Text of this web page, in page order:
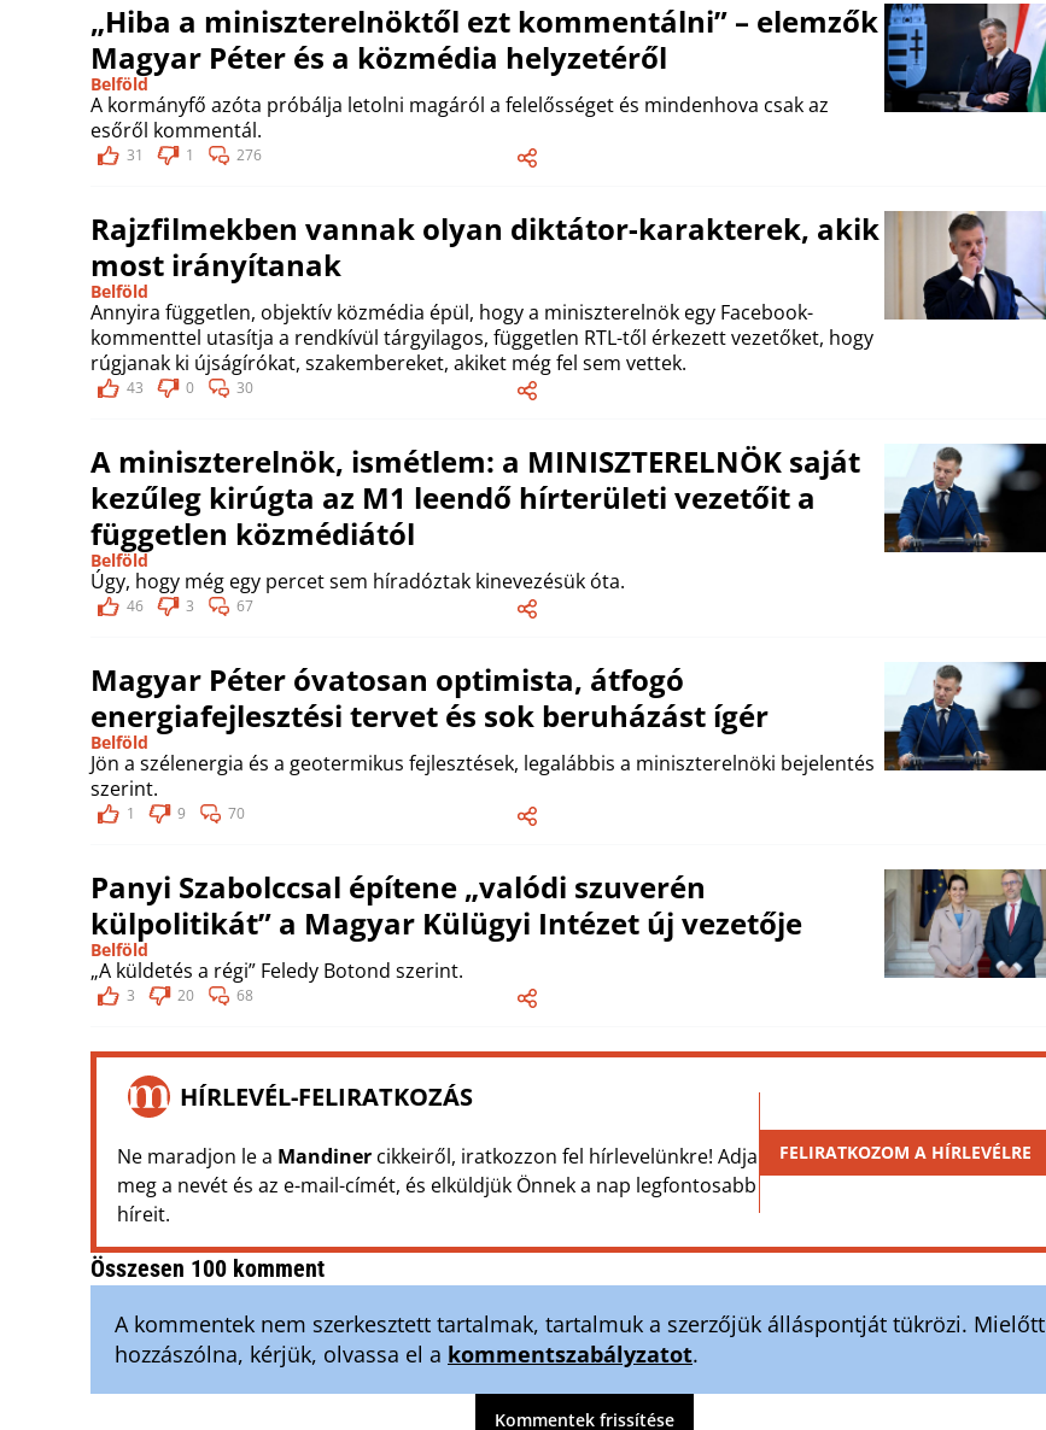
„Hiba a miniszterelnöktől ezt kommentálni” – elemzők
Magyar Péter és a közmédia helyzetéről
Belföld
A kormányfő azóta próbálja letolni magáról a felelősséget és mindenhova csak az
esőről kommentál.
31 1 276
Rajzfilmekben vannak olyan diktátor-karakterek, akik
most irányítanak
Belföld
Annyira független, objektív közmédia épül, hogy a miniszterelnök egy Facebook-
kommenttel utasítja a rendkívül tárgyilagos, független RTL-től érkezett vezetőket, hogy
rúgjanak ki újságírókat, szakembereket, akiket még fel sem vettek.
43 0 30
A miniszterelnök, ismétlem: a MINISZTERELNÖK saját
kezűleg kirúgta az M1 leendő hírterületi vezetőit a
független közmédiától
Belföld
Úgy, hogy még egy percet sem híradóztak kinevezésük óta.
46 3 67
Magyar Péter óvatosan optimista, átfogó
energiafejlesztési tervet és sok beruházást ígér
Belföld
Jön a szélenergia és a geotermikus fejlesztések, legalábbis a miniszterelnöki bejelentés
szerint.
1 9 70
Panyi Szabolccsal építene „valódi szuverén
külpolitikát” a Magyar Külügyi Intézet új vezetője
Belföld
„A küldetés a régi” Feledy Botond szerint.
3 20 68
HÍRLEVÉL-FELIRATKOZÁS
Ne maradjon le a Mandiner cikkeiről, iratkozzon fel hírlevelünkre! Adja
meg a nevét és az e-mail-címét, és elküldjük Önnek a nap legfontosabb
híreit.
FELIRATKOZOM A HÍRLEVÉLRE
Összesen 100 komment
A kommentek nem szerkesztett tartalmak, tartalmuk a szerzőjük álláspontját tükrözi. Mielőtt
hozzászólna, kérjük, olvassa el a kommentszabályzatot.
Kommentek frissítése